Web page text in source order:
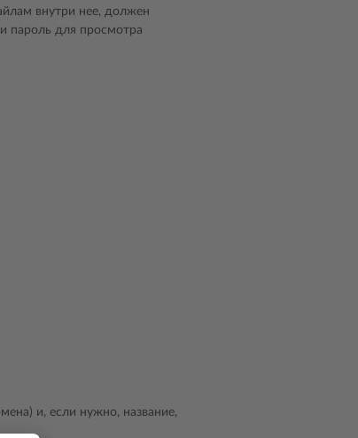
внутри нее, должен
пароль для просмотра
и, если нужно, название,